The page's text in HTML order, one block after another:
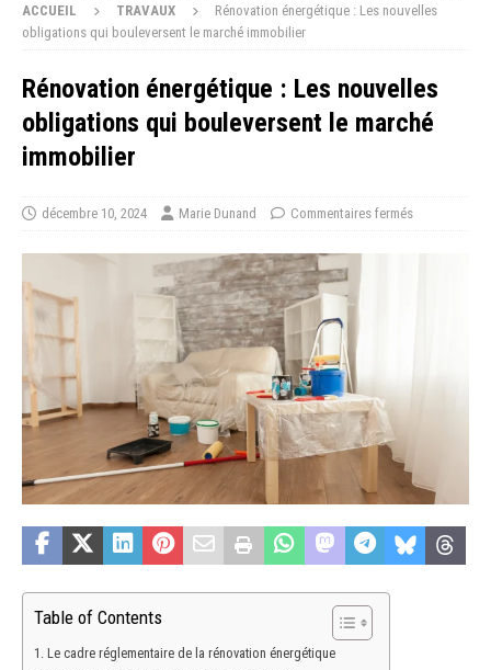
ACCUEIL TRAVAUX
Rénovation énergétique : Les nouvelles
obligations qui bouleversent le marché immobilier
Rénovation énergétique : Les nouvelles
obligations qui bouleversent le marché
immobilier
décembre 10, 2024 Marie Dunand Commentaires fermés
Table of Contents
Le cadre réglementaire de la rénovation énergétique